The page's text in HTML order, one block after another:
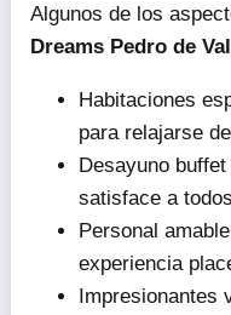
Algunos de los
Dreams Pedro de
Habitaciones
para relajarse
Desayuno
satisface a
Personal
experiencia
Impresionantes